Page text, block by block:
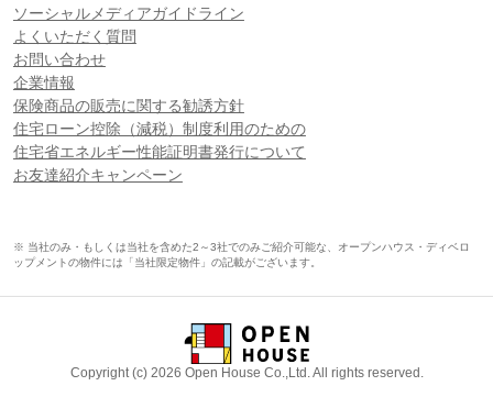
ソーシャルメディアガイドライン
よくいただく質問
お問い合わせ
企業情報
保険商品の販売に関する勧誘方針
住宅ローン控除（減税）制度利用のための
住宅省エネルギー性能証明書発行について
お友達紹介キャンペーン
※ 当社のみ・もしくは当社を含めた2～3社でのみご紹介可能な、オープンハウス・ディベロ
ップメントの物件には「当社限定物件」の記載がございます。
Copyright (c) 2026 Open House Co.,Ltd. All rights reserved.